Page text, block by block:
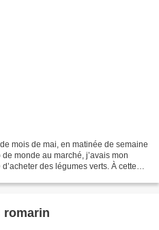
mois de mai, en matinée de semaine
monde au marché, j’avais mon
des légumes verts. À cette
romarin